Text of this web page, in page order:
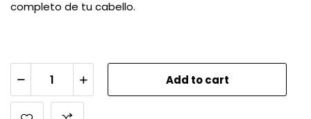
completo de tu cabello.
Add to cart